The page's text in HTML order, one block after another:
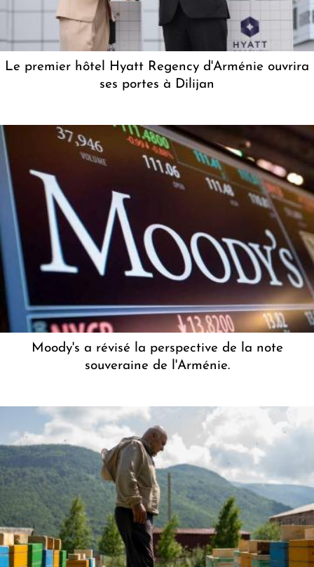
Le premier hôtel Hyatt Regency d'Arménie ouvrira
ses portes à Dilijan
Moody's a révisé la perspective de la note
souveraine de l'Arménie.